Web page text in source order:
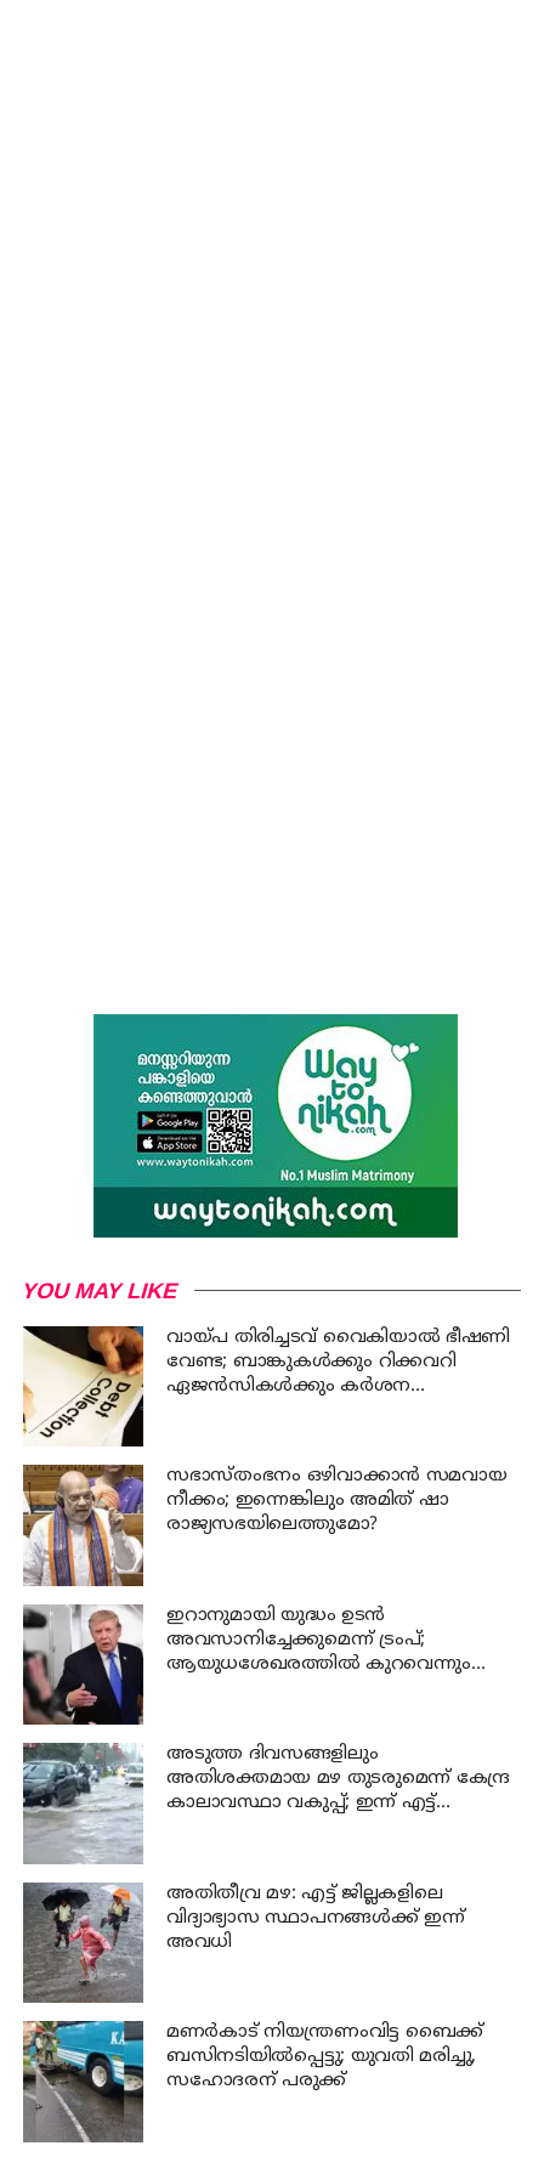
YOU MAY LIKE
വായ്പ തിരിച്ചടവ് വൈകിയാൽ ഭീഷണി
വേണ്ട; ബാങ്കുകൾക്കും റിക്കവറി
ഏജൻസികൾക്കും കർശന
സഭാസ്തംഭനം ഒഴിവാക്കാൻ സമവായ
നീക്കം; ഇന്നെങ്കിലും അമിത് ഷാ
രാജ്യസഭയിലെത്തുമോ?
ഇറാനുമായി യുദ്ധം ഉടൻ
അവസാനിച്ചേക്കുമെന്ന് ട്രംപ്;
ആയുധശേഖരത്തിൽ കുറവെന്നും
അടുത്ത ദിവസങ്ങളിലും
അതിശക്തമായ മഴ തുടരുമെന്ന് കേന്ദ്ര
കാലാവസ്ഥാ വകുപ്പ്; ഇന്ന് എട്ട്
അതിതീവ്ര മഴ: എട്ട് ജില്ലകളിലെ
വിദ്യാഭ്യാസ സ്ഥാപനങ്ങൾക്ക് ഇന്ന്
അവധി
മണര്‍കാട് നിയന്ത്രണംവിട്ട ബൈക്ക്
ബസിനടിയിൽപ്പെട്ടു; യുവതി മരിച്ചു,
സഹോദരന് പരുക്ക്